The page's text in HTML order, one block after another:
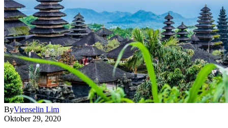
ByVienselin Lim
Oktober 29, 2020